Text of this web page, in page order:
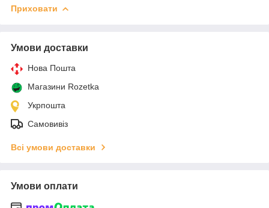
Приховати
Умови доставки
Нова Пошта
Магазини Rozetka
Укрпошта
Самовивіз
Всі умови доставки
Умови оплати